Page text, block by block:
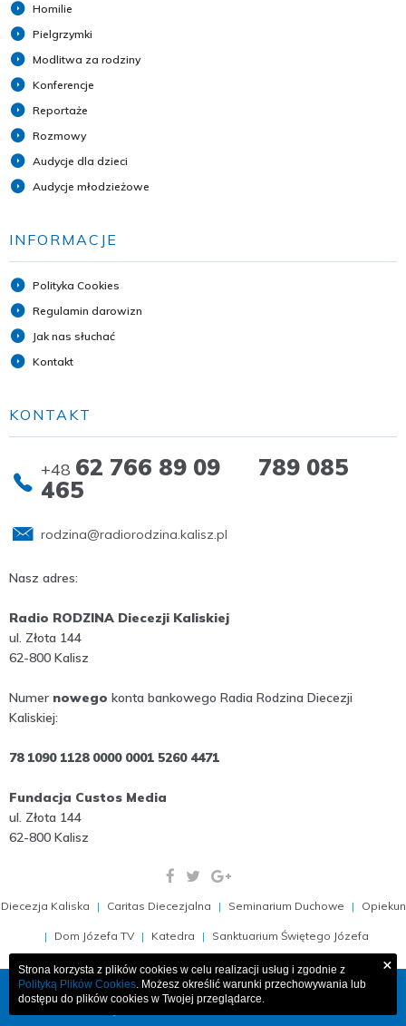
Homilie
Pielgrzymki
Modlitwa za rodziny
Konferencje
Reportaże
Rozmowy
Audycje dla dzieci
Audycje młodzieżowe
INFORMACJE
Polityka Cookies
Regulamin darowizn
Jak nas słuchać
Kontakt
KONTAKT
+48 62 766 89 09 789 085
465
rodzina@radiorodzina.kalisz.pl
Nasz adres:
Radio RODZINA Diecezji Kaliskiej
ul. Złota 144
62-800 Kalisz
Numer nowego konta bankowego Radia Rodzina Diecezji
Kaliskiej:
78 1090 1128 0000 0001 5260 4471
Fundacja Custos Media
ul. Złota 144
62-800 Kalisz
Diecezja Kaliska Caritas Diecezjalna Seminarium Duchowe Opiekun
Dom Józefa TV Katedra Sanktuarium Świętego Józefa
COPYRIGHT 2009-2026, RADIO RODZINA 103,1 FM
PROJEKT I WDROŻENIE:
MEDIAESSENCE.PL
Strona korzysta z plików cookies w celu realizacji usług i zgodnie z
Polityką Plików Cookies. Możesz określić warunki przechowywania lub
dostępu do plików cookies w Twojej przeglądarce.
×